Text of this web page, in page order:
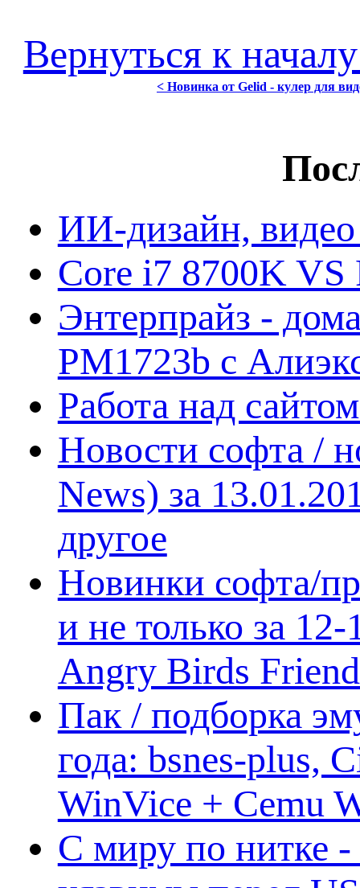
Вернуться к
< Новинка от Gelid - кулер для
ИИ-дизайн,
Core i7 8700K VS
Энтерпрайз -
PM1723b с
Работа над
Новости софта /
News) за
другое
Новинки софта/
и не только за
Angry Birds
Пак / подборка
года: bsnes-plus,
WinVice + Cemu
С миру по нитке